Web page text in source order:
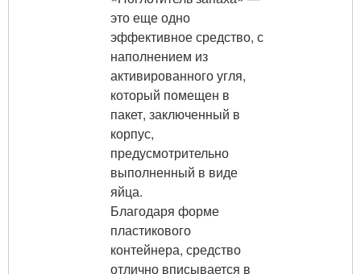
это еще одно
эффективное средство, с
наполнением из
активированного угля,
который помещен в
пакет, заключенный в
корпус,
предусмотрительно
выполненный в виде
яйца.
Благодаря форме
пластикового
контейнера, средство
отлично вписывается в